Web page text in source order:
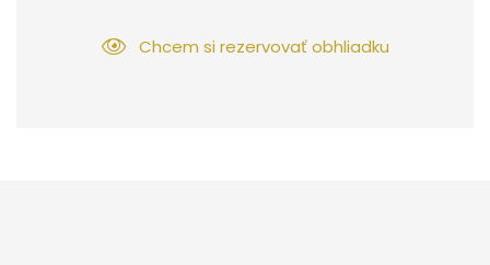
Chcem si rezervovať obhliadku